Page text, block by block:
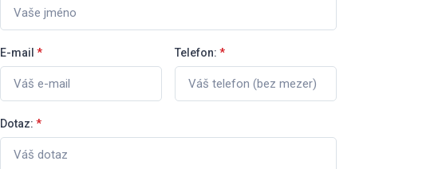
E-mail * Telefon: *
Dotaz: *